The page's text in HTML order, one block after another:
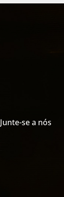
Junte-se a nós